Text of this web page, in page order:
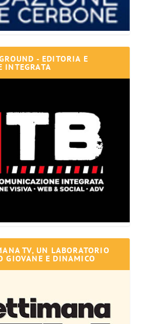
- EDITORIA E
INTEGRATA
TV, UN LABORATORIO
GIOVANE E DINAMICO